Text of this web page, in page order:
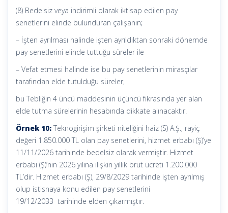
(8) Bedelsiz veya indirimli olarak iktisap edilen pay
senetlerini elinde bulunduran çalışanın;
– İşten ayrılması halinde işten ayrıldıktan sonraki dönemde
pay senetlerini elinde tuttuğu süreler ile
– Vefat etmesi halinde ise bu pay senetlerinin mirasçılar
tarafından elde tutulduğu süreler,
bu Tebliğin 4 üncü maddesinin üçüncü fıkrasında yer alan
elde tutma sürelerinin hesabında dikkate alınacaktır.
Örnek 10: Teknogirişim şirketi niteliğini haiz (S) A.Ş., rayiç
değeri 1.850.000 TL olan pay senetlerini, hizmet erbabı (Ş)’ye
11/11/2026 tarihinde bedelsiz olarak vermiştir. Hizmet
erbabı (Ş)’nin 2026 yılına ilişkin yıllık brüt ücreti 1.200.000
TL’dir. Hizmet erbabı (Ş), 29/8/2029 tarihinde işten ayrılmış
olup istisnaya konu edilen pay senetlerini
19/12/2033 tarihinde elden çıkarmıştır.